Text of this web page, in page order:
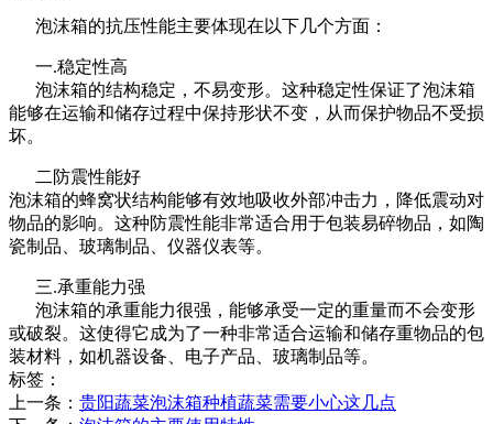
泡沫箱的抗压性能主要体现在以下几个方面：
一.稳定性高
泡沫箱的结构稳定，不易变形。这种稳定性保证了泡沫箱
能够在运输和储存过程中保持形状不变，从而保护物品不受损
坏。
二 防震性能好
泡沫箱的蜂窝状结构能够有效地吸收外部冲击力，降低震动对
物品的影响。这种防震性能非常适合用于包装易碎物品，如陶
瓷制品、玻璃制品、仪器仪表等。
三.承重能力强
泡沫箱的承重能力很强，能够承受一定的重量而不会变形
或破裂。这使得它成为了一种非常适合运输和储存重物品的包
装材料，如机器设备、电子产品、玻璃制品等。
标签：
上一条： 贵阳蔬菜泡沫箱种植蔬菜需要小心这几点